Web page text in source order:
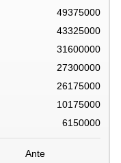
49375000
43325000
31600000
27300000
26175000
10175000
6150000
Ante